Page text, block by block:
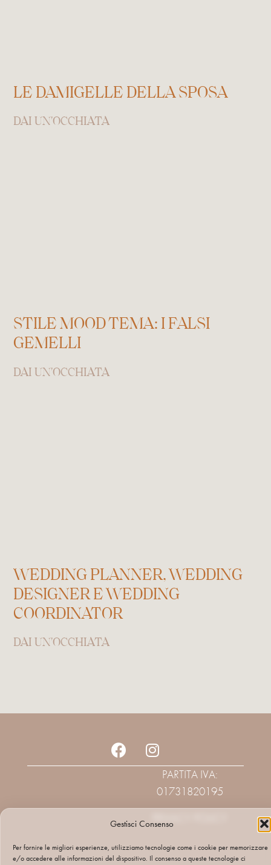
Gestisci Consenso
Per fornire le migliori esperienze, utilizziamo tecnologie come i cookie per memorizzare
e/o accedere alle informazioni del dispositivo. Il consenso a queste tecnologie ci
LE DAMIGELLE DELLA SPOSA
DAI UN'OCCHIATA
STILE MOOD TEMA: I FALSI
GEMELLI
DAI UN'OCCHIATA
WEDDING PLANNER, WEDDING
DESIGNER E WEDDING
COORDINATOR
DAI UN'OCCHIATA
PARTITA IVA:
01731820195